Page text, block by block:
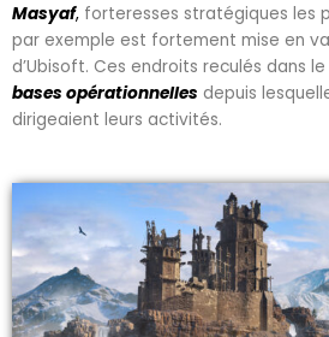
Masyaf, forteresses stratégiques les
par exemple est fortement mise en
d’Ubisoft. Ces endroits reculés dans
bases opérationnelles depuis
dirigeaient leurs activités.